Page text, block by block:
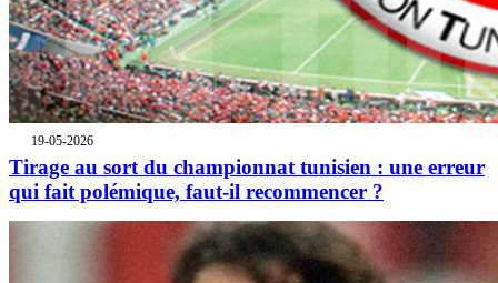
19-05-2026
Tirage au sort du championnat tunisien : une erreur
qui fait polémique, faut-il recommencer ?